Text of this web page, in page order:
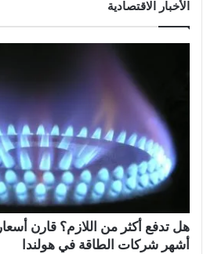
الأخبار الاقتصادية
هل تدفع أكثر من اللازم؟ قارن أسعار
أشهر شركات الطاقة في هولندا